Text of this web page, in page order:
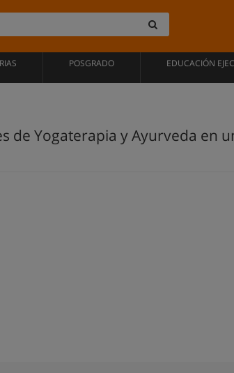
POSGRADO EDUCACIÓN
de Yogaterapia y Ayurveda en